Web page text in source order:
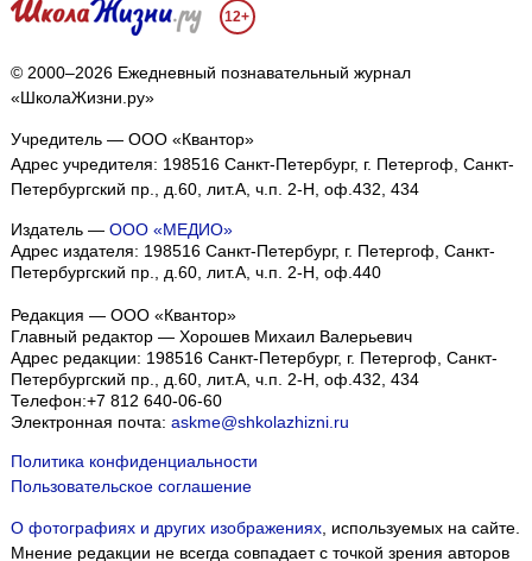
12+
© 2000–2026 Ежедневный познавательный журнал
«ШколаЖизни.ру»
Учредитель — ООО «Квантор»
Адрес учредителя: 198516 Санкт-Петербург, г. Петергоф, Санкт-
Петербургский пр., д.60, лит.А, ч.п. 2-Н, оф.432, 434
Издатель — ООО «МЕДИО»
Адрес издателя: 198516 Санкт-Петербург, г. Петергоф, Санкт-
Петербургский пр., д.60, лит.А, ч.п. 2-Н, оф.440
Редакция — ООО «Квантор»
Главный редактор — Хорошев Михаил Валерьевич
Адрес редакции: 198516 Санкт-Петербург, г. Петергоф Санкт-
Петербургский пр., д.60, лит.А, ч.п. 2-Н, оф.432, 434
Телефон:+7 812 640-06-60
Электронная почта: askme@shkolazhizni.ru
Политика конфиденциальности
Пользовательское соглашение
О фотографиях и других изображениях, используемых на сайте.
Мнение редакции не всегда совпадает с точкой зрения авторов